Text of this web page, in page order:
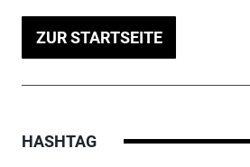
ZUR STARTSEITE
HASHTAG